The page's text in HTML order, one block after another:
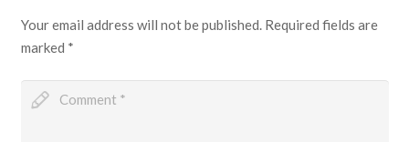
Your email address will not be published. Required fields are
marked *